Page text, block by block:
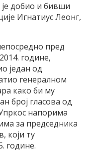
добио и бивши
Игнатиус Леонг,
пред
године,
један од
генералном
како би му
број гласова од
напорима
за председника
који ту
године.